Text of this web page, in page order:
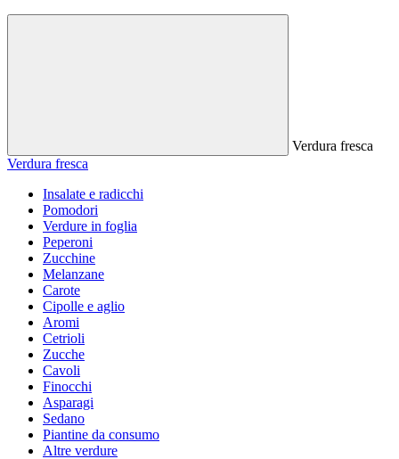
Verdura fresca
Verdura fresca
Insalate e radicchi
Pomodori
Verdure in foglia
Peperoni
Zucchine
Melanzane
Carote
Cipolle e aglio
Aromi
Cetrioli
Zucche
Cavoli
Finocchi
Asparagi
Sedano
Piantine da consumo
Altre verdure